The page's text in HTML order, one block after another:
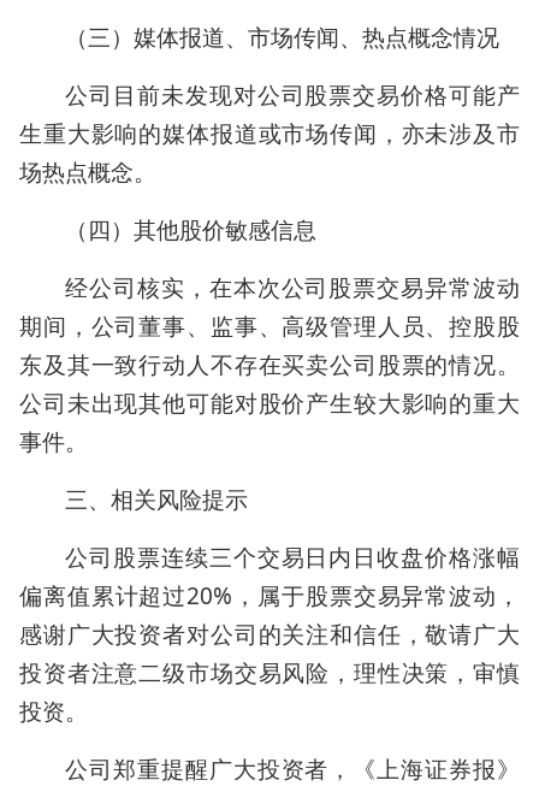
（三）媒体报道、市场传闻、热点概念情况
公司目前未发现对公司股票交易价格可能产
生重大影响的媒体报道或市场传闻，亦未涉及市
场热点概念。
（四）其他股价敏感信息
经公司核实，在本次公司股票交易异常波动
期间，公司董事、监事、高级管理人员、控股股
东及其一致行动人不存在买卖公司股票的情况。
公司未出现其他可能对股价产生较大影响的重大
事件。
三、相关风险提示
公司股票连续三个交易日内日收盘价格涨幅
偏离值累计超过20%，属于股票交易异常波动，
感谢广大投资者对公司的关注和信任，敬请广大
投资者注意二级市场交易风险，理性决策，审慎
投资。
公司郑重提醒广大投资者，《上海证券报》